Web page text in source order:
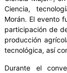
Ciencia,
Morán. El evento
participación de
producción
tecnológica, así
Durante el